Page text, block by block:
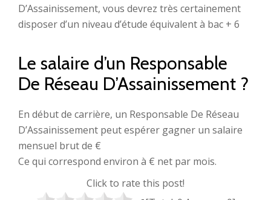
D’Assainissement, vous devrez très certainement
disposer d’un niveau d’étude équivalent à bac + 6
Le salaire d’un Responsable
De Réseau D’Assainissement ?
En début de carrière, un Responsable De Réseau
D’Assainissement peut espérer gagner un salaire
mensuel brut de €
Ce qui correspond environ à € net par mois.
Click to rate this post!